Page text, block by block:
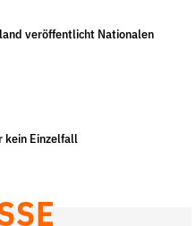
veröffentlicht Nationalen
kein Einzelfall